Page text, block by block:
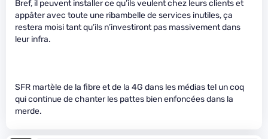
Bref, il peuvent installer ce qu’ils veulent chez leurs clients et
appâter avec toute une ribambelle de services inutiles, ça
restera moisi tant qu’ils n’investiront pas massivement dans
leur infra.
SFR martèle de la fibre et de la 4G dans les médias tel un coq
qui continue de chanter les pattes bien enfoncées dans la
merde.